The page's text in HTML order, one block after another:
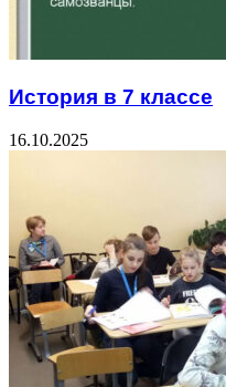
История в 7 классе
16.10.2025